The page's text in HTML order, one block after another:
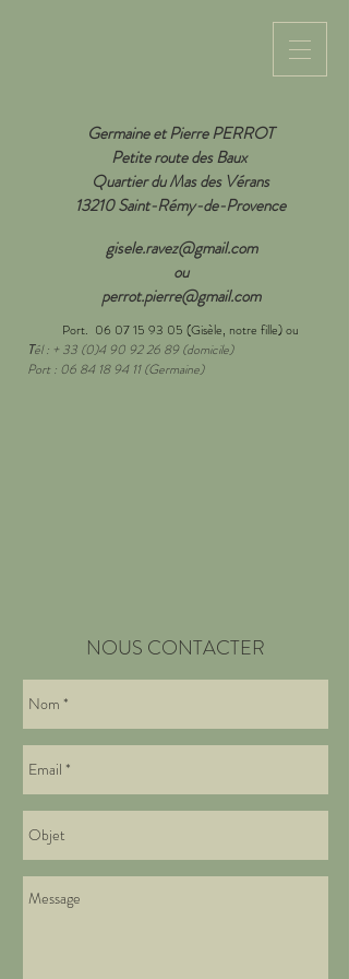
Germaine et Pierre PERROT
Petite route des Baux
Quartier du Mas des Vérans
13210 Saint-Rémy-de-Provence
gisele.ravez@gmail.com
ou
perrot.pierre@gmail.com
Port. 06 07 15 93 05 (Gisèle, notre fille) ou
Tél : +33 (0)4 90 92 26 89(domicile)
Port : 06 84 18 94 11(Germaine)
NOUS CONTACTER